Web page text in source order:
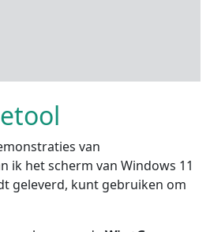
van
ik het scherm van Windows 11
geleverd, kunt gebruiken om